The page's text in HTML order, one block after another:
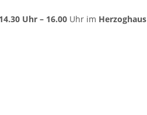
Uhr – 16.00 Uhr im Herzoghaus